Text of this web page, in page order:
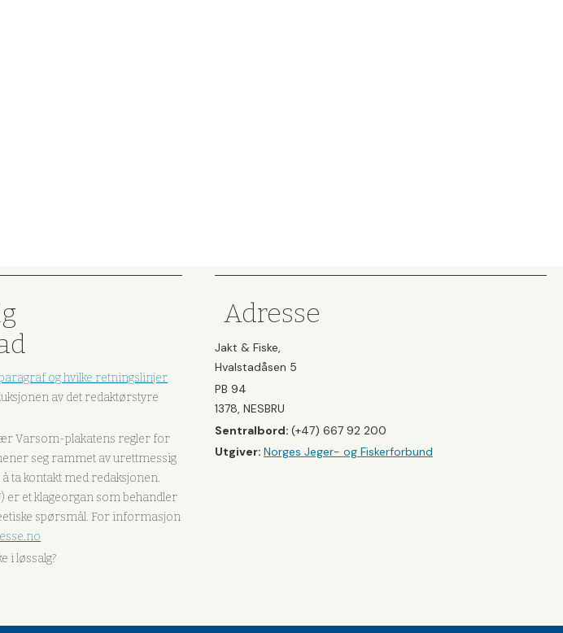
og hvilke retningslinjer
av det redaktørstyre
Varsom-plakatens regler for
seg rammet av urettmessig
ta kontakt med redaksjonen.
er et klageorgan som behandler
spørsmål. For informasjon
i løssalg?
Adresse
Jakt & Fiske,
Hvalstadåsen 5
PB 94
1378, NESBRU
Sentralbord: (+47) 667 92 200
Utgiver: Norges Jeger- og Fiskerforbund